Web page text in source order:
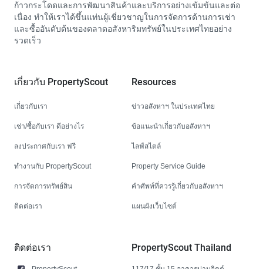
ก้าวกระโดดและการพัฒนาสินค้าและบริการอย่างเข้มข้นและต่อ
เนื่อง ทำให้เราได้ขึ้นแท่นผู้เชี่ยวชาญในการจัดการด้านการเช่า
และซื้ออันดับต้นของตลาดอสังหาริมทรัพย์ในประเทศไทยอย่าง
รวดเร็ว
เกี่ยวกับ PropertyScout
เกี่ยวกับเรา
เช่า/ซื้อกับเรา ดีอย่างไร
ลงประกาศกับเรา ฟรี
ทำงานกับ PropertyScout
การจัดการทรัพย์สิน
ติดต่อเรา
Resources
ข่าวอสังหาฯ ในประเทศไทย
ข้อแนะนำเกี่ยวกับอสังหาฯ
ไลฟ์สไตล์
Property Service Guide
คำศัพท์ที่ควรรู้เกี่ยวกับอสังหาฯ
แผนผังเว็บไซต์
ติดต่อเรา PropertyScout Thailand